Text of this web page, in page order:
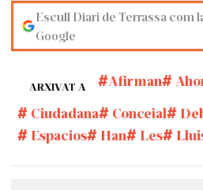
Escull Diari de Terrassa com
Google
ARXIVAT A Afirman
Ciudadana
Concejal
Espacios
Han Les